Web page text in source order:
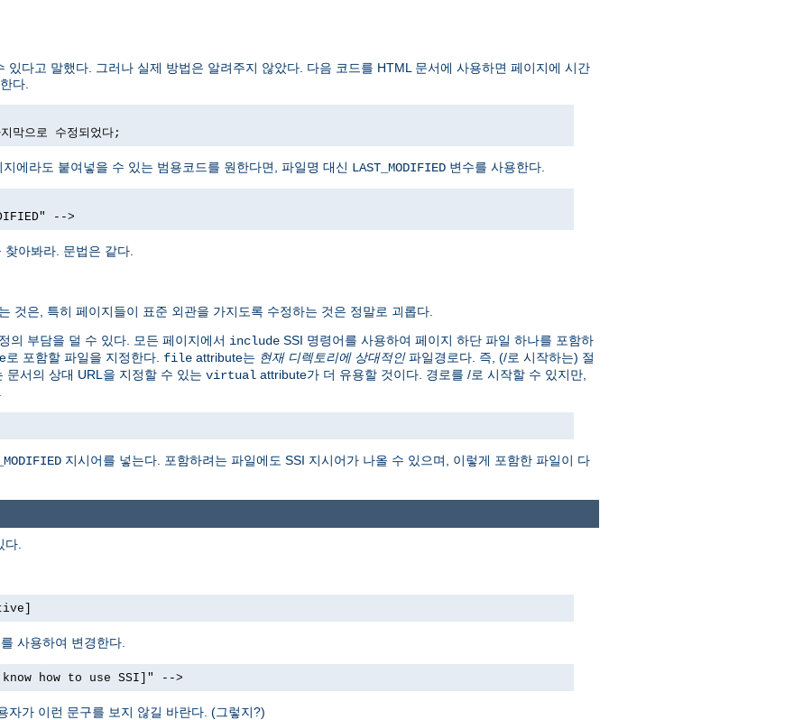
다고 말했다. 그러나 실제 방법은 알려주지 않았다. 다음 코드를 HTML 문서에 사용하면 페이지에 시간
다.
으로 수정되었다;
에라도 붙여넣을 수 있는 범용코드를 원한다면, 파일명 대신 LAST_MODIFIED 변수를 사용한다.
-->
찾아봐라. 문법은 같다.
것은, 특히 페이지들이 표준 외관을 가지도록 수정하는 것은 정말로 괴롭다.
의 부담을 덜 수 있다. 모든 페이지에서 include SSI 명령어를 사용하여 페이지 하단 파일 하나를 포함하
로 포함할 파일을 지정한다. file attribute는 현재 디렉토리에 상대적인파일경로다. 즉, (/로 시작하는) 절
서의 상대 URL을 지정할 수 있는 virtual attribute가 더 유용할 것이다. 경로를 /로 시작할 수 있지만,
지시어를 넣는다. 포함하려는 파일에도 SSI 지시어가 나올 수 있으며, 이렇게 포함한 파일이 다
.
사용하여 변경한다.
how to use SSI]" -->
자가 이런 문구를 보지 않길 바란다. (그렇지?)